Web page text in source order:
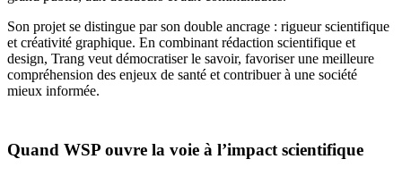
Son projet se distingue par son double ancrage : rigueur scientifique
et créativité graphique. En combinant rédaction scientifique et
design, Trang veut démocratiser le savoir, favoriser une meilleure
compréhension des enjeux de santé et contribuer à une société
mieux informée.
Quand WSP ouvre la voie à l’impact scientifique